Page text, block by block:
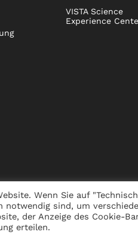
VISTA Science
Experience
ALUMNI
Wenn Sie auf
notwendig sind, um
der Anzeige des Cookie-
erteilen.